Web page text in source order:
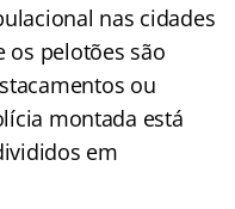
nas cidades
os pelotões são
ou
montada está
em